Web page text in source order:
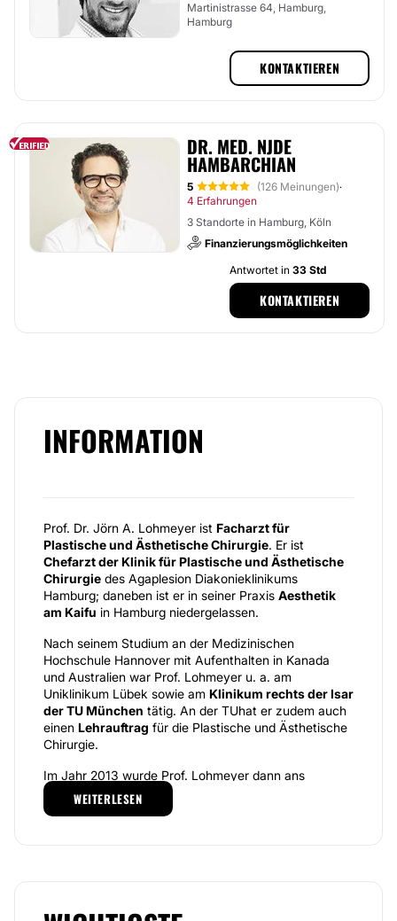
Martinistrasse 64, Hamburg,
Hamburg
KONTAKTIEREN
DR. MED. NJDE
HAMBARCHIAN
5 (126 Meinungen)·
4 Erfahrungen
3 Standorte in Hamburg, Köln
Finanzierungsmöglichkeiten
Antwortet in 33 Std
KONTAKTIEREN
INFORMATION
Prof. Dr. Jörn A. Lohmeyer ist Facharzt für
Plastische und Ästhetische Chirurgie. Er ist
Chefarzt der Klinik für Plastische und Ästhetische
Chirurgie des Agaplesion Diakonieklinikums
Hamburg; daneben ist er in seiner Praxis Aesthetik
am Kaifu in Hamburg niedergelassen.
Nach seinem Studium an der Medizinischen
Hochschule Hannover mit Aufenthalten in Kanada
und Australien war Prof. Lohmeyer u. a. am
Uniklinikum Lübek sowie am Klinikum rechts der Isar
der TU München tätig. An der TUhat er zudem auch
einen Lehrauftrag für die Plastische und Ästhetische
Chirurgie.
Im Jahr 2013 wurde Prof. Lohmeyer dann ans
Diakonieklinikum Hamburg berufen und eröffnete
schließlich auch "Aesthetik am Kaifu". Er ist ein
WEITERLESEN